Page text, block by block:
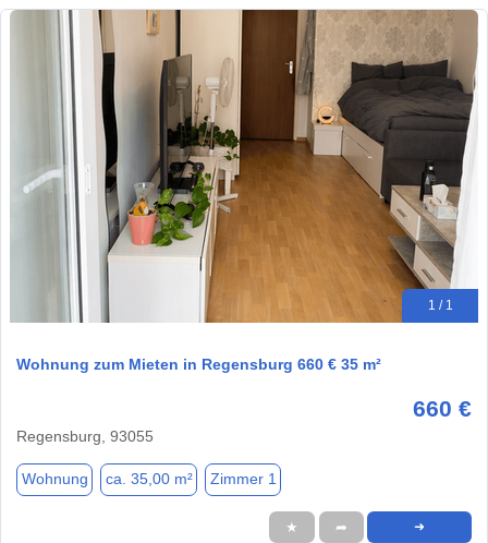
1 / 1
Wohnung zum Mieten in Regensburg 660 € 35 m²
660 €
Regensburg, 93055
Wohnung ca. 35,00 m² Zimmer 1
★ ➦ ➜